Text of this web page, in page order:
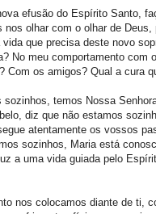
efusão do Espírito Santo,
olhar com o olhar de Deus,
que precisa deste novo
No meu comportamento com
Com os amigos? Qual a cura
temos Nossa
diz que não estamos
atentamente os vossos
sozinhos, Maria está
a uma vida guiada pelo
nos colocamos diante de ti,